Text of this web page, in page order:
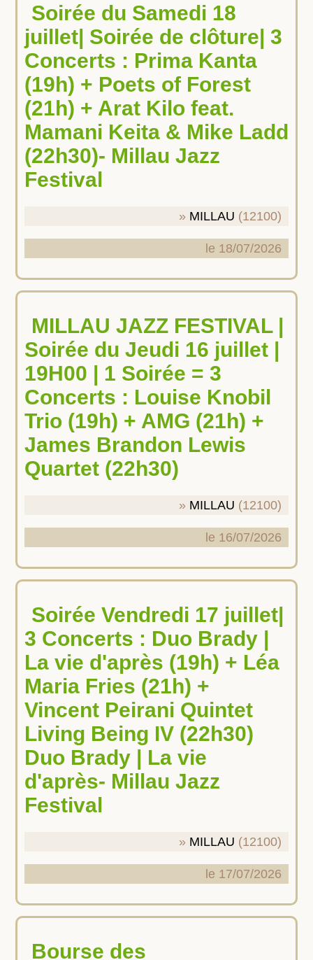
Soirée du Samedi 18
juillet| Soirée de clôture| 3
Concerts : Prima Kanta
(19h) + Poets of Forest
(21h) + Arat Kilo feat.
Mamani Keita & Mike Ladd
(22h30)- Millau Jazz
Festival
MILLAU (12100)
le 18/07/2026
MILLAU JAZZ FESTIVAL |
Soirée du Jeudi 16 juillet |
19H00 | 1 Soirée = 3
Concerts : Louise Knobil
Trio (19h) + AMG (21h) +
James Brandon Lewis
Quartet (22h30)
MILLAU (12100)
le 16/07/2026
Soirée Vendredi 17 juillet|
3 Concerts : Duo Brady |
La vie d'après (19h) + Léa
Maria Fries (21h) +
Vincent Peirani Quintet
Living Being IV (22h30)
Duo Brady | La vie
d'après- Millau Jazz
Festival
MILLAU (12100)
le 17/07/2026
Bourse des